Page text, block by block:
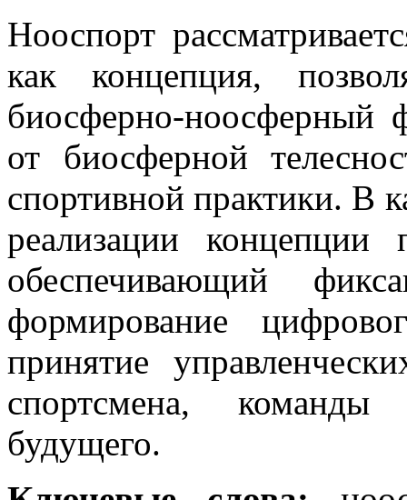
Нооспорт
как концепция,
биосферно-ноосферный
от биосферной
спортивной практики. В
реализации
обеспечивающий
формирование
принятие
спортсмена, команды
будущего.